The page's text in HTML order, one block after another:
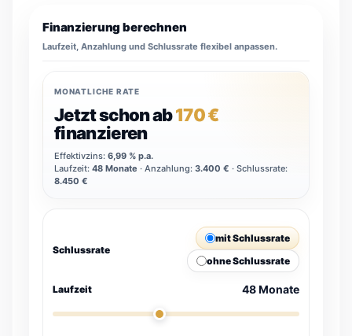
Finanzierung berechnen
Laufzeit, Anzahlung und Schlussrate flexibel anpassen.
MONATLICHE RATE
Jetzt schon ab170 €
finanzieren
Effektivzins: 6,99 % p.a.
Laufzeit: 48 Monate · Anzahlung: 3.400 € · Schlussrate:
8.450 €
Schlussrate
mit Schlussrate
ohne Schlussrate
Laufzeit 48Monate